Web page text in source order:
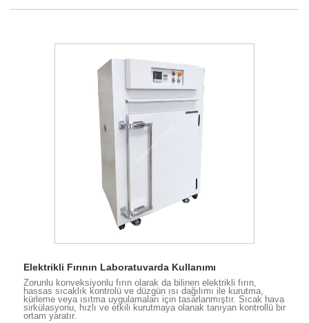
Elektrikli Fırının Laboratuvarda Kullanımı
Zorunlu konveksiyonlu fırın olarak da bilinen elektrikli fırın,
hassas sıcaklık kontrolü ve düzgün ısı dağılımı ile kurutma,
kürleme veya ısıtma uygulamaları için tasarlanmıştır. Sıcak hava
sirkülasyonu, hızlı ve etkili kurutmaya olanak tanıyan kontrollü bir
ortam yaratır.